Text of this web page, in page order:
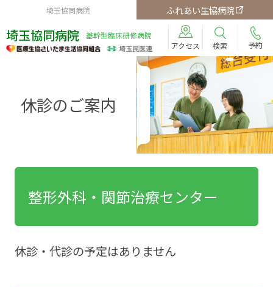
埼玉協同病院 ふれあい生協病院
埼玉協同病院
基幹型臨床研修病院
アクセス
検索 予約
休診のご案内
整形外科・関節治療センター
休診・代診の予定はありません